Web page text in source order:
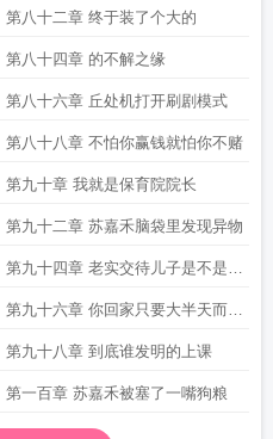
了
第八十二章 终于装了个大的
第八十四章 的不解之缘
第八十六章 丘处机打开刷剧模式
第八十八章 不怕你赢钱就怕你不赌
第九十章 我就是保育院院长
第九十二章 苏嘉禾脑袋里发现异物
第九十四章 老实交待儿子是不是我
亲生的
第九十六章 你回家只要大半天而我
一生都回不去
第九十八章 到底谁发明的上课
第一百章 苏嘉禾被塞了一嘴狗粮